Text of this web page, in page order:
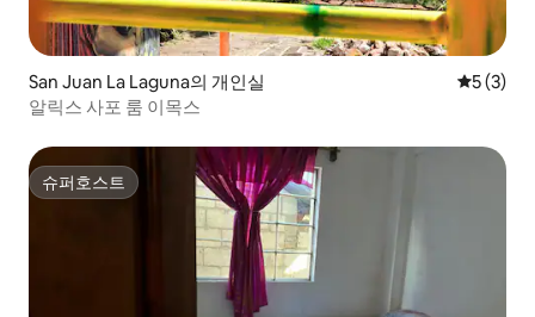
San Juan La Laguna의 개인실 평점 5점
5 (3)
알릭스 사포 룸 이목스
슈퍼호스트
슈퍼호스트